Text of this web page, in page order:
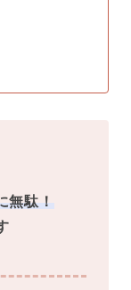
無駄！